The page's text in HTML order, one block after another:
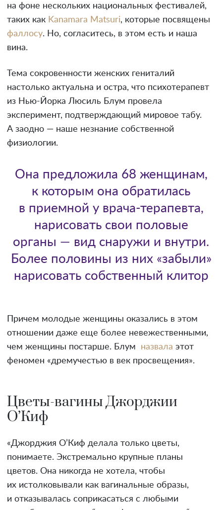
на фоне нескольких национальных фестивалей,
таких как Kanamara Matsuri, которые посвящены
фаллосу. Но, согласитесь, в этом есть и наша
вина.
Тема сокровенности женских гениталий
настолько актуальна и остра, что психотерапевт
из Нью-Йорка Люсиль Блум провела
эксперимент, подтверждающий мировое табу.
А заодно — наше незнание собственной
физиологии.
Она предложила 68 женщинам,
к которым она обратилась
в приемной у врача-терапевта,
нарисовать свои половые
органы — вид снаружи и внутри.
Более половины из них «забыли»
нарисовать собственный клитор
Причем молодые женщины оказались в этом
отношении даже еще более невежественными,
чем женщины постарше. Блум
назвала этот
феномен «дремучестью в век просвещения».
Цветы-вагины Джорджии
О’Киф
«Джорджия О’Киф делала только цветы,
понимаете. Экстремально крупные планы
цветов. Она никогда не хотела, чтобы
их истолковывали как вагинальные образы,
и отказывалась соприкасаться с любыми